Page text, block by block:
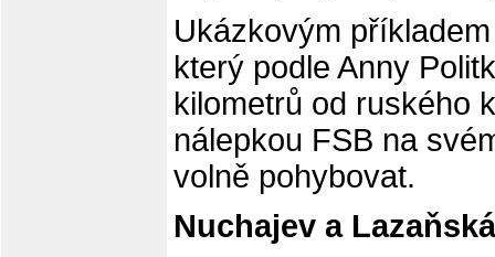
Ukázkovým
který podle Anny
kilometrů od ruského
nálepkou FSB na
volně pohybovat.
Nuchajev a